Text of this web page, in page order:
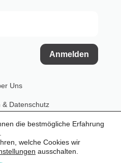
Anmelden
Uns
& Datenschutz
die bestmögliche Erfahrung
welche Cookies wir
ausschalten.